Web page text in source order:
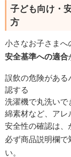
子ども向け・
方
小さなお子さま
安全基準への適合
誤飲の危険があ
認する
洗濯機で丸洗いで
綿素材など、ア
安全性の確認は、
必ず商品説明欄
い。